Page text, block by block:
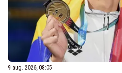
9 aug. 2026, 08:05